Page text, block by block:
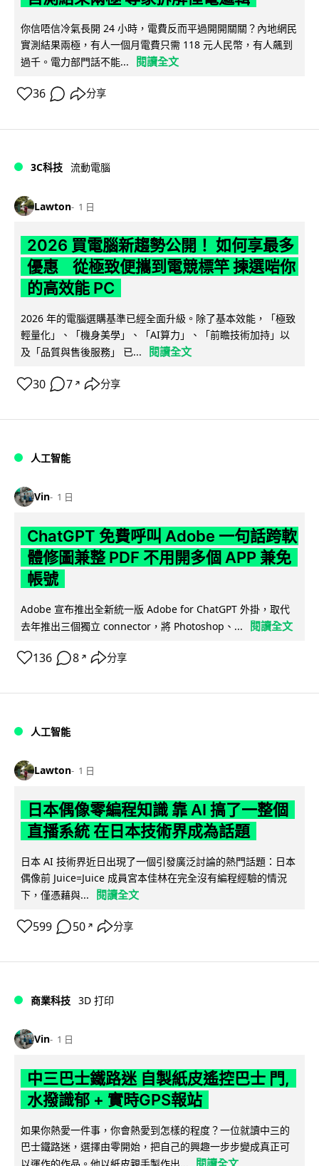
你信唔信冷氣長開 24 小時，電費反而平過開開關關？內地網民
實測結果兩極，有人一個月電費只需 118 元人民幣，有人飆到
過千。電力部門話不能...
閱讀全文
36 分享
3C科技 流動電腦
Lawton 1 日
2026 買電腦新趨勢公開！ 如何享最多
優惠 從極致便攜到電競標竿 揀選啱你
的高效能 PC
2026 年的電腦選購基準已經全面升級。除了基本效能，「極致
輕量化」、「機身美學」、「AI算力」、「前瞻技術加持」以
及「品質與售後服務」 已...
閱讀全文
30 7 ↗ 分享
人工智能
Vin 1 日
ChatGPT 免費呼叫 Adobe 一句話跨軟
體修圖兼整 PDF 不用開多個 APP 兼免
帳號
Adobe 宣布推出全新統一版 Adobe for ChatGPT 外掛，取代
去年推出三個獨立 connector，將 Photoshop、...
閱讀全文
136 8 ↗ 分享
人工智能
Lawton 1 日
日本偶像零編程知識 靠 AI 搞了一整個
直播系統 在日本技術界成為話題
日本 AI 技術界近日出現了一個引發廣泛討論的熱門話題：日本
偶像前 Juice=Juice 成員宮本佳林在完全沒有編程經驗的情況
下，僅憑藉與...
閱讀全文
599 50 ↗ 分享
商業科技 3D 打印
Vin 1 日
中三巴士鐵路迷 自製紙皮遙控巴士 門,
水撥識郁 + 實時GPS報站
如果你熱愛一件事，你會熱愛到怎樣的程度？一位就讀中三的
巴士鐵路迷，選擇由零開始，把自己的興趣一步步變成真正可
閱讀全文